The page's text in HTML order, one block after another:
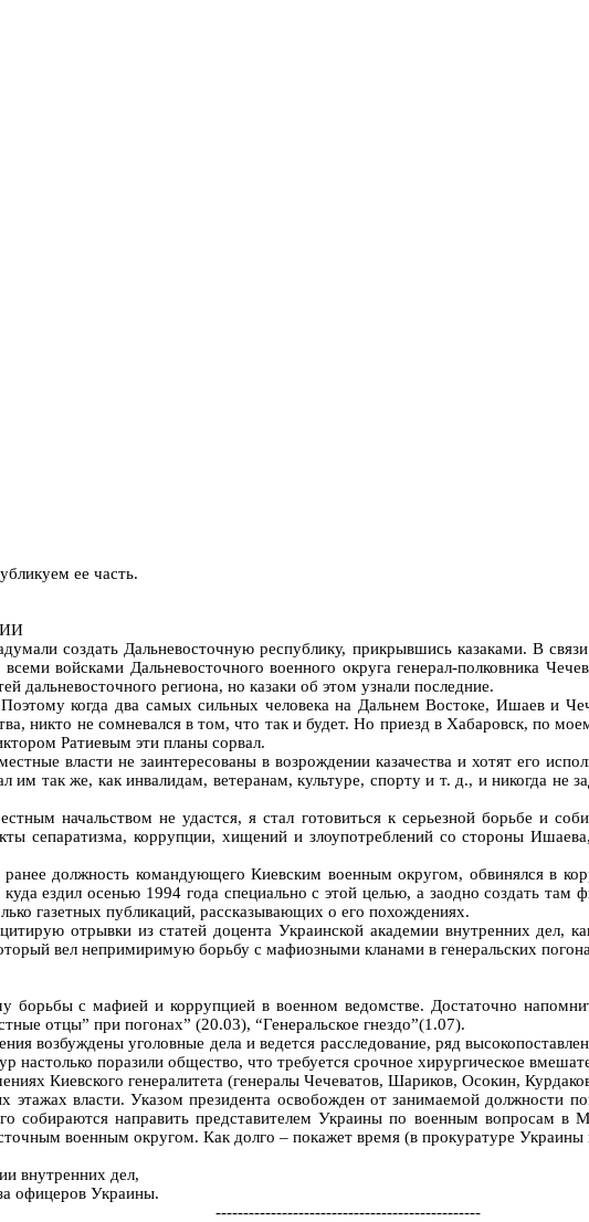
ее часть.
создать Дальневосточную республику, прикрывшись казаками. В
войсками Дальневосточного военного округа генерал-полковника
дальневосточного региона, но казаки об этом узнали последние.
когда два самых сильных человека на Дальнем Востоке, Ишаев и
никто не сомневался в том, что так и будет. Но приезд в Хабаровск, по
Ратиевым эти планы сорвал.
власти не заинтересованы в возрождении казачества и хотят его
так же, как инвалидам, ветеранам, культуре, спорту и т. д., и никогда
начальством не удастся, я стал готовиться к серьезной борьбе и
сепаратизма, коррупции, хищений и злоупотреблений со стороны
должность командующего Киевским военным округом, обвинялся в
ездил осенью 1994 года специально с этой целью, а заодно создать там
газетных публикаций, рассказывающих о его похождениях.
отрывки из статей доцента Украинской академии внутренних дел,
вел непримиримую борьбу с мафиозными кланами в генеральских
борьбы с мафией и коррупцией в военном ведомстве. Достаточно
отцы” при погонах” (20.03), “Генеральское гнездо”(1.07).
возбуждены уголовные дела и ведется расследование, ряд
настолько поразили общество, что требуется срочное хирургическое
Киевского генералитета (генералы Чечеватов, Шариков, Осокин,
власти. Указом президента освобожден от занимаемой должности
направить представителем Украины по военным вопросам в
военным округом. Как долго – покажет время (в прокуратуре Украины
внутренних дел,
офицеров Украины.
------------------------------------------------